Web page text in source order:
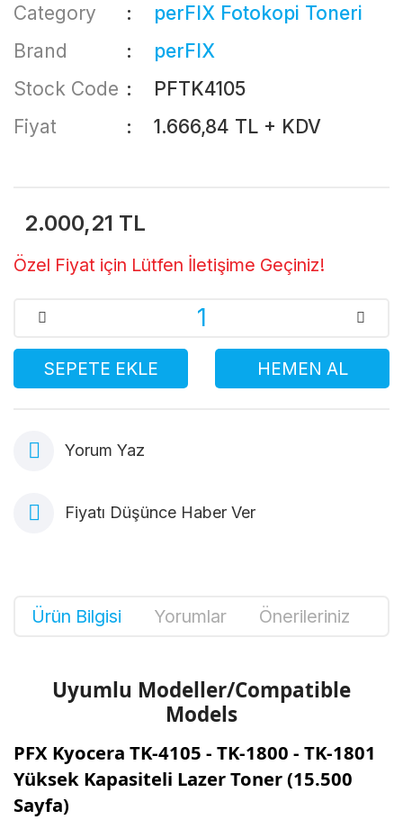
Category
perFIX Fotokopi Toneri
Brand
perFIX
Stock Code
PFTK4105
Fiyat
1.666,84 TL + KDV
2.000,21 TL
Özel Fiyat için Lütfen İletişime Geçiniz!
SEPETE EKLE HEMEN AL
Yorum Yaz
Fiyatı Düşünce Haber Ver
Ürün Bilgisi Yorumlar Önerileriniz
Uyumlu Modeller/Compatible
Models
PFX Kyocera TK-4105 - TK-1800 - TK-1801
Yüksek Kapasiteli Lazer Toner (15.500
Sayfa)